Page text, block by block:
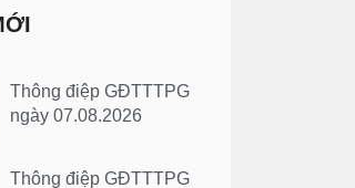
Thông điệp GĐTTTPG
ngày 07.08.2026
Thông điệp GĐTTTPG